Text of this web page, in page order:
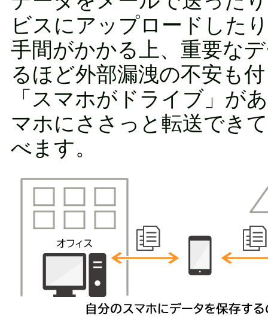
ビスにアップロードした
手間がかかる上、重要な
るほど外部漏洩の不安も
「スマホがドライブ」が
マホにささっと転送でき
べます。